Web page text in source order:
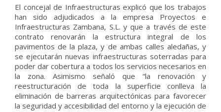
El concejal de Infraestructuras explicó que los trabajos
han sido adjudicados a la empresa Proyectos e
Infraestructuras Zambana, S.L. y que a través de este
contrato renovarán la estructura integral de los
pavimentos de la plaza, y de ambas calles aledañas, y
se ejecutarán nuevas infraestructuras soterradas para
poder dar cobertura a todos los servicios necesarios en
la zona. Asimismo señaló que “la renovación y
reestructuración de toda la superficie conlleva la
eliminación de barreras arquitectónicas para favorecer
la seguridad y accesibilidad del entorno y la ejecución de